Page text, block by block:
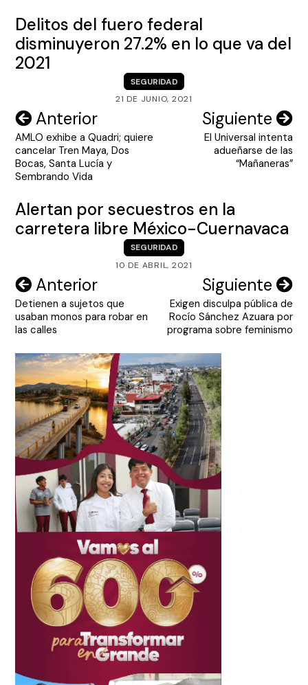
Delitos del fuero federal
disminuyeron 27.2% en lo que va del
2021
SEGURIDAD
21 DE JUNIO, 2021
Navegación
de
entradas
Anterior
AMLO exhibe a Quadri; quiere
cancelar Tren Maya, Dos
Bocas, Santa Lucía y
Sembrando Vida
Siguiente
El Universal intenta
adueñarse de las
“Mañaneras”
Alertan por secuestros en la
carretera libre México-Cuernavaca
SEGURIDAD
10 DE ABRIL, 2021
Navegación
de
entradas
Anterior
Detienen a sujetos que
usaban monos para robar en
las calles
Siguiente
Exigen disculpa pública de
Rocío Sánchez Azuara por
programa sobre feminismo